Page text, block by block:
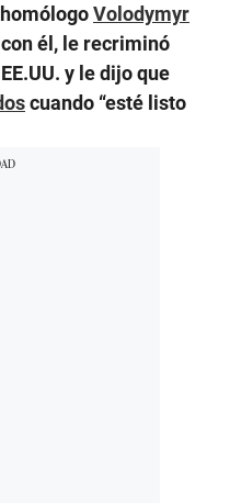
Volodymyr
él, le recriminó
y le dijo que
cuando “esté listo